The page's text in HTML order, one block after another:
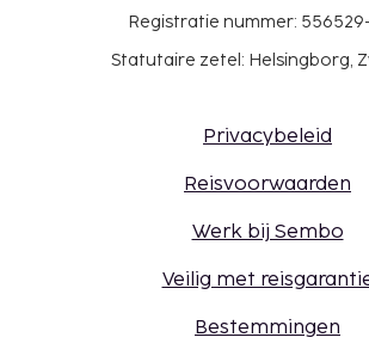
Registratie nummer:
Statutaire zetel: Helsingborg,
Privacybeleid
Reisvoorwaarden
Werk bij Sembo
Veilig met
Bestemmingen